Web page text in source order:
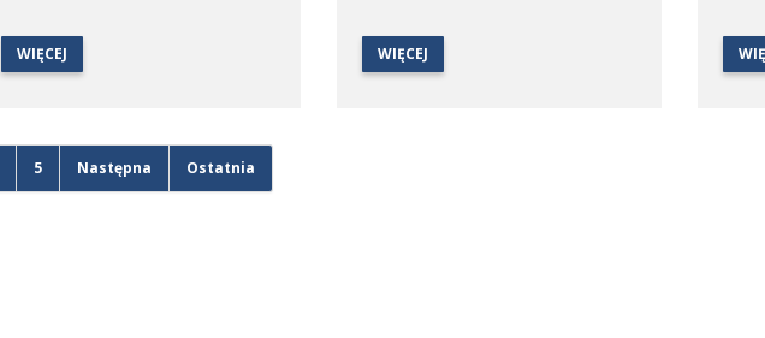
czasie gry niestety zdobyli
zwycięskiego gola. Lepiej spisała się
tym meczu popisał się Jan Marciniak.
WIĘCEJ
choć to Poloniści byli stroną
dominującą. W 68. minucie zawodnik
WIĘCEJ
aż do
5 Następna Ostatnia